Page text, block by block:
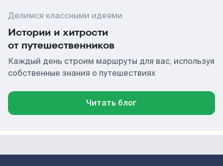
Делимся классными идеями
Истории и хитрости
от путешественников
Каждый день строим маршруты для вас, используя
собственные знания о путешествиях
Читать блог